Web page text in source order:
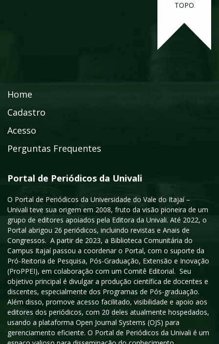
TOPO
Home
Cadastro
Acesso
Perguntas Frequentes
Portal de Periódicos da Univali
O Portal de Periódicos da Universidade do Vale do Itajaí –
Univali teve sua origem em 2008, fruto da visão pioneira de um
grupo de editores apoiados pela Editora da Univali. Até 2022, o
Portal abrigou 26 periódicos, incluindo revistas e Anais de
Congressos. A partir de 2023, a Biblioteca Comunitária do
Campus Itajaí passou a coordenar o Portal, com o suporte da
Pró-Reitoria de Pesquisa, Pós-Graduação, Extensão e Inovação
(ProPPEI), em colaboração com um Comitê Editorial. Seu
objetivo principal é divulgar a produção científica de docentes e
discentes, especialmente dos Programas de Pós-graduação.
Além disso, promove acesso facilitado, visibilidade e apoio aos
editores dos periódicos, com 20 deles atualmente hospedados,
usando a plataforma Open Journal Systems (OJS) para
gerenciamento eficiente. O Portal de Periódicos da Univali é um